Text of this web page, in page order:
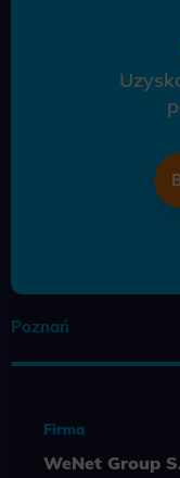
Poznań
Firma
WeNet Group